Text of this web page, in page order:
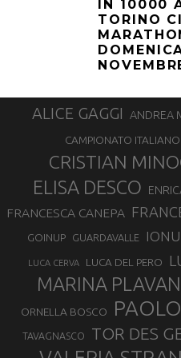
IN 10000
TORINO
ALICE GAGGI ANDREA
CAMPIONATO ITALIANO
CRISTIAN
ELISA DESCO
FRANCESCA CANEPA
GOINUP GUARDAVALLE
LUCA CERVA LUCA DEL PERO
MARINA PLAVAN
ORNELLA BOSCO
TAVAGNASCO TOR DES